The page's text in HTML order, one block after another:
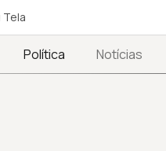
Tela
Política Notícias